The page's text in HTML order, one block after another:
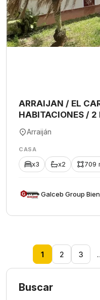
ARRAIJAN / EL
HABITACIONES / 2
Arraiján
CASA
x3 x2 709
1 2 3
Buscar